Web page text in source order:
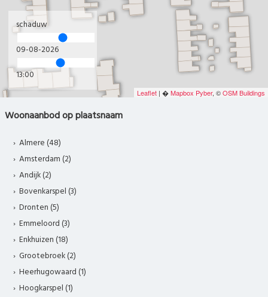
Leaflet | �Mapbox Pyber, ©OSM Buildings
schaduw
09-08-2026
13:00
Woonaanbod op plaatsnaam
Almere (48)
Amsterdam (2)
Andijk (2)
Bovenkarspel (3)
Dronten (5)
Emmeloord (3)
Enkhuizen (18)
Grootebroek (2)
Heerhugowaard (1)
Hoogkarspel (1)